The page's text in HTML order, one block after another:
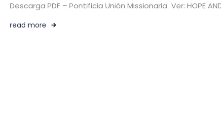
Descarga PDF – Pontificia Unión Missionaria Ver: HOPE
read more